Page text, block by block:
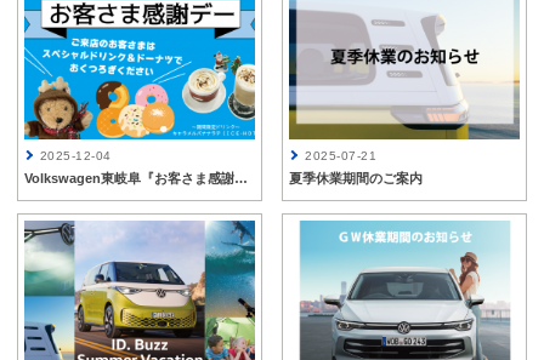
2025-12-04
Volkswagen東岐阜『お客さま感謝デー』開催
2025-07-21
夏季休業期間のご案内